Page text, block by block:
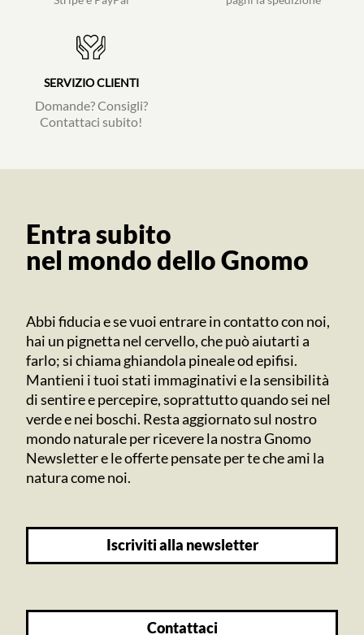
SERVIZIO CLIENTI
Domande? Consigli?
Contattaci subito!
Entra subito
nel mondo dello Gnomo
Abbi fiducia e se vuoi entrare in contatto con noi,
hai un pignetta nel cervello, che può aiutarti a
farlo; si chiama ghiandola pineale od epifisi.
Mantieni i tuoi stati immaginativi e la sensibilità
di sentire e percepire, soprattutto quando sei nel
verde e nei boschi. Resta aggiornato sul nostro
mondo naturale per ricevere la nostra Gnomo
Newsletter e le offerte pensate per te che ami la
natura come noi.
iscriviti alla newsletter
contattaci